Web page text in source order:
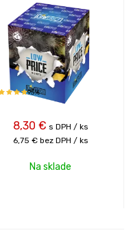
95%
8,30 € s DPH / ks
6,75 € bez DPH / ks
Na sklade